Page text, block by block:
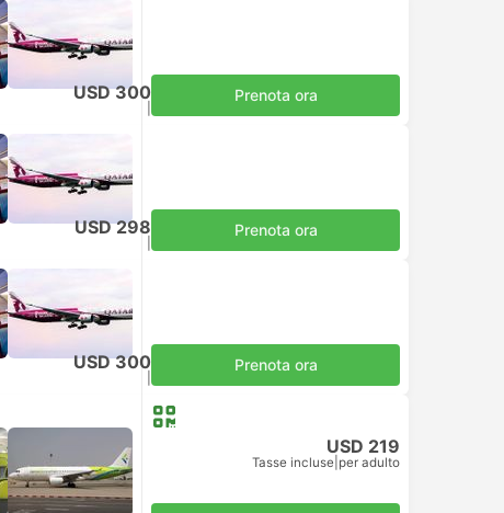
USD 300 Prenota ora
USD 298 Prenota ora
USD 300 Prenota ora
USD 219
Tasse incluse per adulto